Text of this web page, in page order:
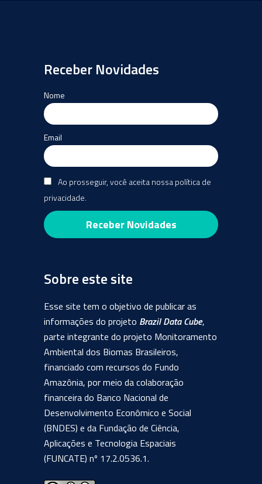
Receber Novidades
Nome
Email
Ao prosseguir, você aceita nossa política de
privacidade.
Sobre este site
Esse site tem o objetivo de publicar as
informações do projeto Brazil Data Cube,
parte integrante do projeto Monitoramento
Ambiental dos Biomas Brasileiros,
financiado com recursos do Fundo
Amazônia, por meio da colaboração
financeira do Banco Nacional de
Desenvolvimento Econômico e Social
(BNDES) e da Fundação de Ciência,
Aplicações e Tecnologia Espaciais
(FUNCATE) nº 17.2.0536.1.